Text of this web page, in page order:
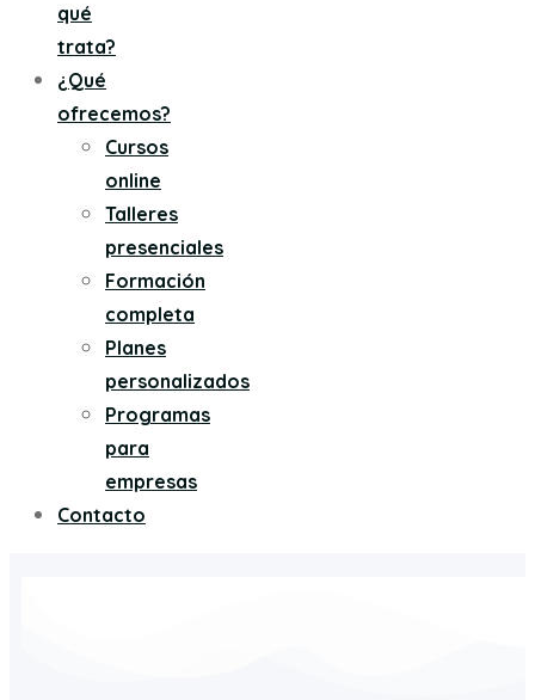
qué
trata?
¿Qué
ofrecemos?
Cursos
online
Talleres
presenciales
Formación
completa
Planes
personalizados
Programas
para
empresas
Contacto